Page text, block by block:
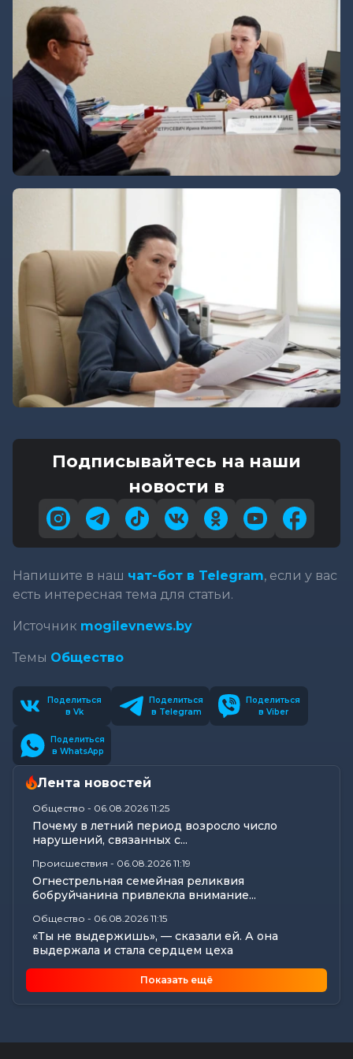
Подписывайтесь на наши
новости в
Напишите в наш чат-бот в Telegram, если у вас
есть интересная тема для статьи.
Источник mogilevnews.by
Темы Общество
Поделиться
в Vk
Поделиться
в Telegram
Поделиться
в Viber
Поделиться
в WhatsApp
Лента новостей
Общество - 06.08.2026 11:25
Почему в летний период возросло число
нарушений, связанных с...
Происшествия - 06.08.2026 11:19
Огнестрельная семейная реликвия
бобруйчанина привлекла внимание...
Общество - 06.08.2026 11:15
«Ты не выдержишь», — сказали ей. А она
выдержала и стала сердцем цеха
В Бобруйске с карты пенсионерки почти 800
рублей «ушли» в...
Медиадрайв в «Соснах»: журналисты «МВ»
Показать ещё